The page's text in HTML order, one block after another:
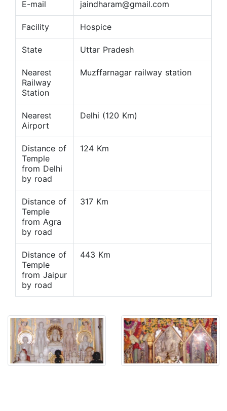
E-mail jaindharam@gmail.com
Facility Hospice
State Uttar Pradesh
Nearest
Railway
Station
Muzffarnagar railway station
Nearest
Airport
Delhi (120 Km)
Distance of
Temple
from Delhi
by road
124 Km
Distance of
Temple
from Agra
by road
317 Km
Distance of
Temple
from Jaipur
by road
443 Km